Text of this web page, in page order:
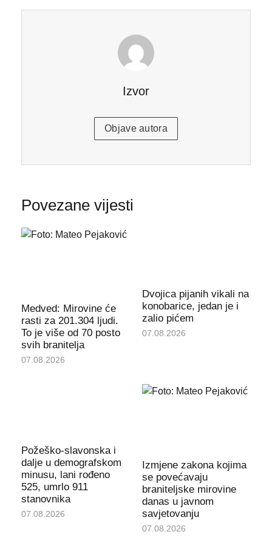
Izvor
Objave autora
Povezane vijesti
Medved: Mirovine će
rasti za 201.304 ljudi.
To je više od 70 posto
svih branitelja
07.08.2026
Dvojica pijanih vikali na
konobarice, jedan je i
zalio pićem
07.08.2026
Požeško-slavonska i
dalje u demografskom
minusu, lani rođeno
525, umrlo 911
stanovnika
07.08.2026
Izmjene zakona kojima
se povećavaju
braniteljske mirovine
danas u javnom
savjetovanju
07.08.2026